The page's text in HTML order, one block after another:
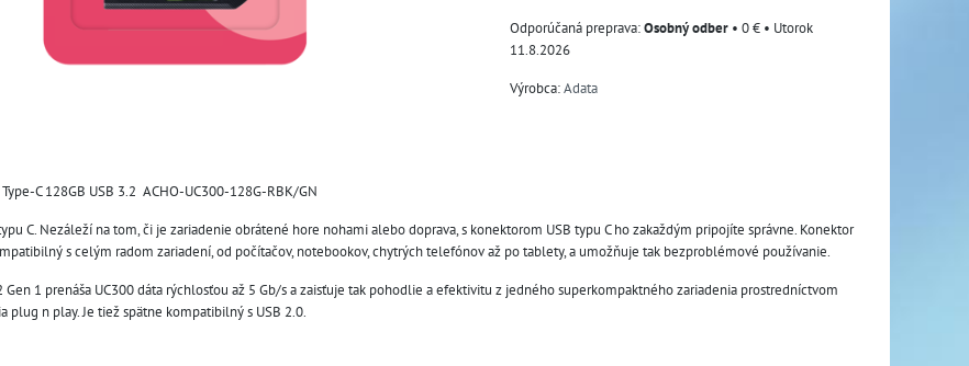
Osobný odber • 0 € • Utorok
11.8.2026
Výrobca:Adata
C 128GB USB 3.2 ACHO-UC300-128G-RBK/GN
C. Nezáleží na tom, či je zariadenie obrátené hore nohami alebo doprava, s konektorom USB typu C ho zakaždým pripojíte správne. Konektor
s celým radom zariadení, od počítačov, notebookov, chytrých telefónov až po tablety, a umožňuje tak bezproblémové používanie.
Gen 1 prenáša UC300 dáta rýchlosťou až 5 Gb/s a zaisťuje tak pohodlie a efektivitu z jedného superkompaktného zariadenia prostredníctvom
plug n play. Je tiež spätne kompatibilný s USB 2.0.